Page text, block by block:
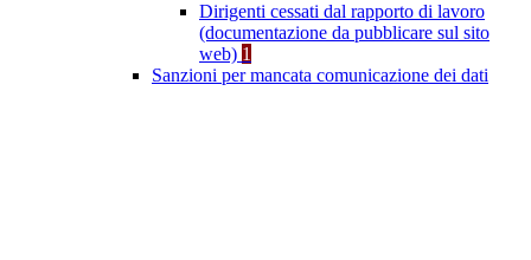
Dirigenti cessati dal rapporto di lavoro
(documentazione da pubblicare sul sito
web) 1
Sanzioni per mancata comunicazione dei dati